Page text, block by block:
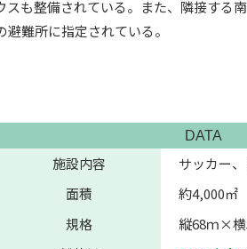
も整備されている。また、隣接する
難所に指定されている。
DATA
施設内容
サッカー
面積
約4,000㎡
規格
縦68ｍ×